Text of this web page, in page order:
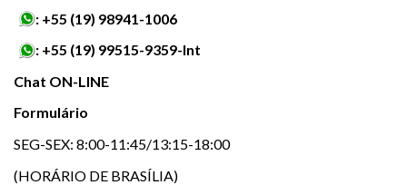
: +55 (19) 98941-1006
: +55 (19) 99515-9359-Int
Chat ON-LINE
Formulário
SEG-SEX: 8:00-11:45/13:15-18:00
(HORÁRIO DE BRASÍLIA)